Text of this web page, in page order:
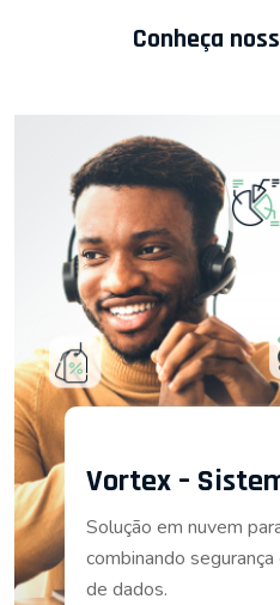
Conheça
Vortex –
Solução em nuvem
combinando
de dados.